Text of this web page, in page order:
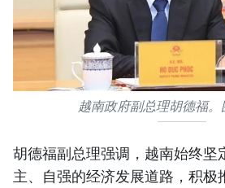
越南政府副总理胡德福
胡德福副总理强调，越南始终坚
主、自强的经济发展道路，积极